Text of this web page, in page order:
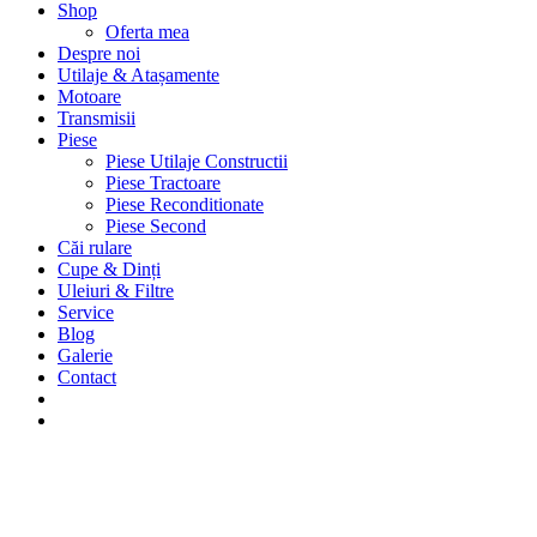
Shop
Oferta mea
Despre noi
Utilaje & Atașamente
Motoare
Transmisii
Piese
Piese Utilaje Constructii
Piese Tractoare
Piese Reconditionate
Piese Second
Căi rulare
Cupe & Dinți
Uleiuri & Filtre
Service
Blog
Galerie
Contact